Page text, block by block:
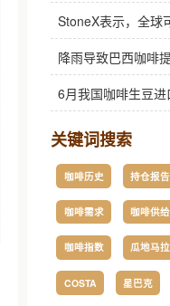
6月我国咖啡生豆
关键词搜索
咖啡历史 持仓报告
咖啡需求 咖啡供给
咖啡指数 瓜地马
COSTA 星巴克